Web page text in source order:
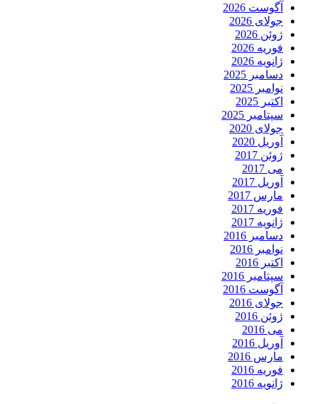
آگوست 2026
جولای 2026
ژوئن 2026
فوریه 2026
ژانویه 2026
دسامبر 2025
نوامبر 2025
اکتبر 2025
سپتامبر 2025
جولای 2020
آوریل 2020
ژوئن 2017
می 2017
آوریل 2017
مارس 2017
فوریه 2017
ژانویه 2017
دسامبر 2016
نوامبر 2016
اکتبر 2016
سپتامبر 2016
آگوست 2016
جولای 2016
ژوئن 2016
می 2016
آوریل 2016
مارس 2016
فوریه 2016
ژانویه 2016